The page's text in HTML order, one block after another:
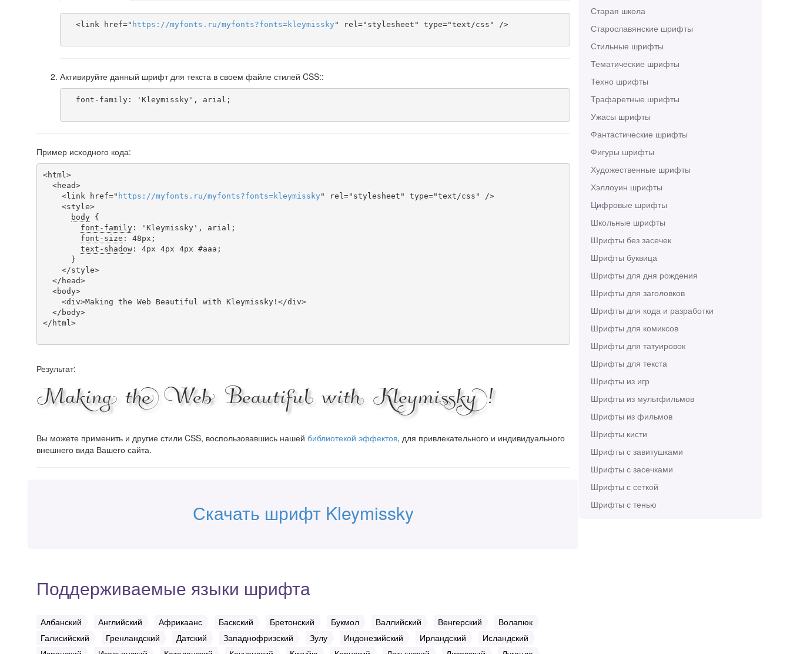
Старая школа
Старославянские шрифты
Стильные шрифты
Тематические шрифты
Техно шрифты
Трафаретные шрифты
Ужасы шрифты
Фантастические шрифты
Фигуры шрифты
Художественные шрифты
Хэллоуин шрифты
Цифровые шрифты
Школьные шрифты
Шрифты без засечек
Шрифты буквица
Шрифты для дня рождения
Шрифты для заголовков
Шрифты для кода и разработки
Шрифты для комиксов
Шрифты для татуировок
Шрифты для текста
Шрифты из игр
Шрифты из мультфильмов
Шрифты из фильмов
Шрифты кисти
Шрифты с завитушками
Шрифты с засечками
Шрифты с сеткой
Шрифты с тенью
  <link href="
https ://myfonts . ru /myfonts?fonts=kleymissky " rel="stylesheet" type="text/css" />
Активируйте данный шрифт для текста в своем файле стилей CSS::
Пример исходного кода:
<html>
    <link href="
https ://myfonts . ru /myfonts?fonts=kleymissky " rel="stylesheet" type="text/css" />
body {
font-family: 'Kleymissky', arial;
font-size : 48px;
text-shadow: 4px 4px 4px #aaa;
</html>
Результат:
Making the Web Beautiful with Kleymissky!
Вы можете применить и другие стили CSS, воспользовавшись нашей библиотекой эффектов, для привлекательного и индивидуального
внешнего вида Вашего сайта.
Скачать шрифт Kleymissky
Поддерживаемые языки шрифта
Албанский Английский Африкаанс Баскский Бретонский Букмол Валлийский Венгерский
Волапюк
Галисийский
Гренландский Датский Западнофризский Зулу Индонезийский Ирландский
Исландский